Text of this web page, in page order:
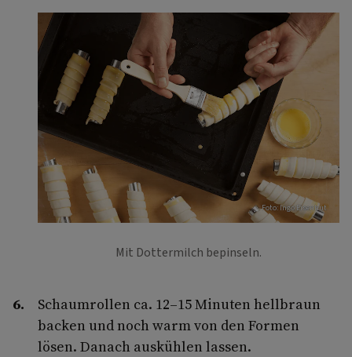
Foto: Ingo Eisenhut
Mit Dottermilch bepinseln.
Schaumrollen ca. 12–15 Minuten hellbraun
backen und noch warm von den Formen
lösen. Danach auskühlen lassen.